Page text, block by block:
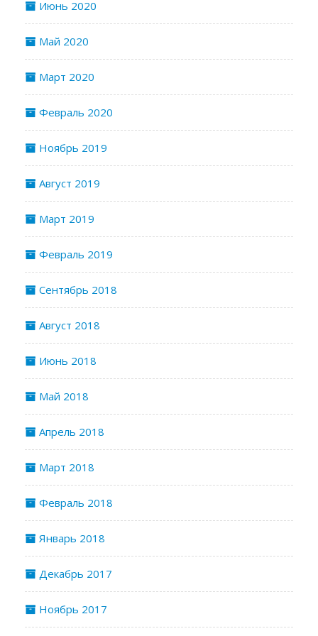
Июнь 2020
Май 2020
Март 2020
Февраль 2020
Ноябрь 2019
Август 2019
Март 2019
Февраль 2019
Сентябрь 2018
Август 2018
Июнь 2018
Май 2018
Апрель 2018
Март 2018
Февраль 2018
Январь 2018
Декабрь 2017
Ноябрь 2017